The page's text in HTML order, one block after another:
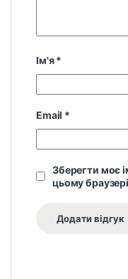
Ім'я*
Email *
Зберегти моє
цьому